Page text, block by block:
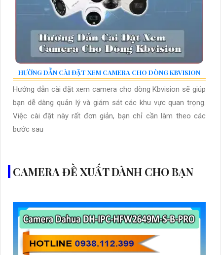
HƯỜNG DẪN CÀI ĐẶT XEM CAMERA CHO DÒNG KBVISION
Hướng dẫn cài đặt xem camera cho dòng Kbvision sẽ giúp
bạn dễ dàng quản lý và giám sát các khu vực quan trọng.
Việc cài đặt này rất đơn giản, bạn chỉ cần làm theo các
bước sau
CAMERA ĐỀ XUẤT DÀNH CHO BẠN